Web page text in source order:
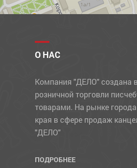
О НАС
Компания "ДЕЛО" создана
розничной торговли
товарами. На рынке
края в сфере продаж
"ДЕЛО"
ПОДРОБНЕЕ